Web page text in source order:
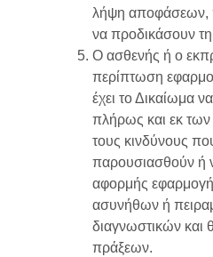
λήψη αποφάσεων,
να προδικάσουν τη
Ο ασθενής ή ο
περίπτωση
έχει το Δικαίωμα
πλήρως και εκ
τους κινδύνους
παρουσιασθούν ή
αφορμής
ασυνήθων ή
διαγνωστικών και
πράξεων.